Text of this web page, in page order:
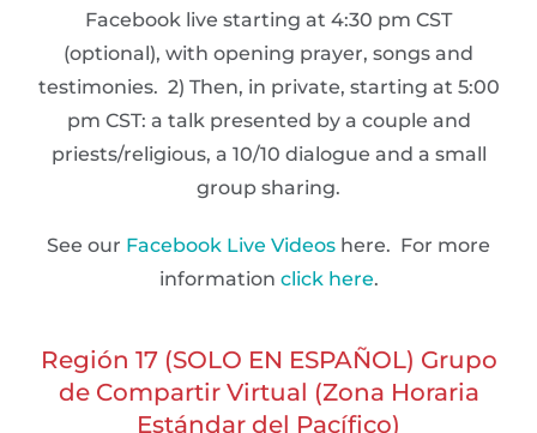
Facebook live starting at 4:30 pm CST
(optional), with opening prayer, songs and
testimonies. 2) Then, in private, starting at 5:00
pm CST: a talk presented by a couple and
priests/religious, a 10/10 dialogue and a small
group sharing.
See our Facebook Live Videos here. For more
information click here.
Región 17 (SOLO EN ESPAÑOL) Grupo
de Compartir Virtual (Zona Horaria
Estándar del Pacífico)